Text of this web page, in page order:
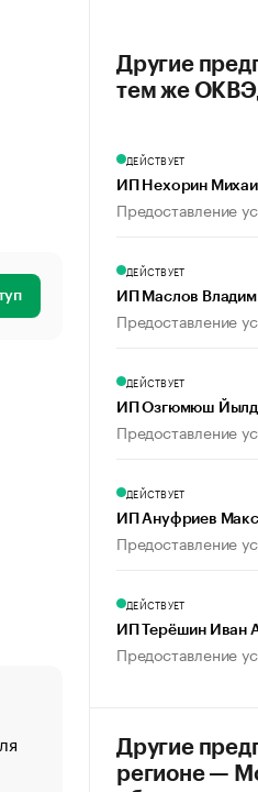
«От спорта тело
создавшей GTA
Другие
тем же
ДЕЙСТВУЕТ
ИП Нехорин
Предоставление
ДЕЙСТВУЕТ
ИП Маслов
Предоставление
ДЕЙСТВУЕТ
ИП Озгюмюш
Предоставление
ДЕЙСТВУЕТ
ИП Ануфриев
Предоставление
ДЕЙСТВУЕТ
ИП Терёшин Иван
Предоставление
Другие
регионе —